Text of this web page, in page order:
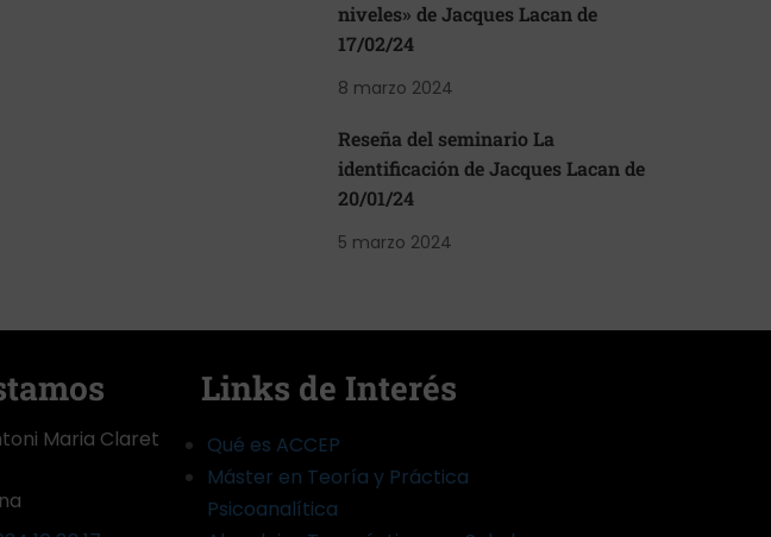
niveles» de Jacques Lacan de
17/02/24
8 marzo 2024
Reseña del seminario La
identificación de Jacques Lacan de
20/01/24
5 marzo 2024
Maria Claret
Links de Interés
Qué es ACCEP
Máster en Teoría y Práctica
Psicoanalítica